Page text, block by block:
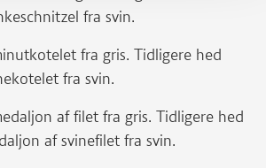
fra svin.
fra gris. Tidligere hed
fra svin.
af filet fra gris. Tidligere hed
af svinefilet fra svin.